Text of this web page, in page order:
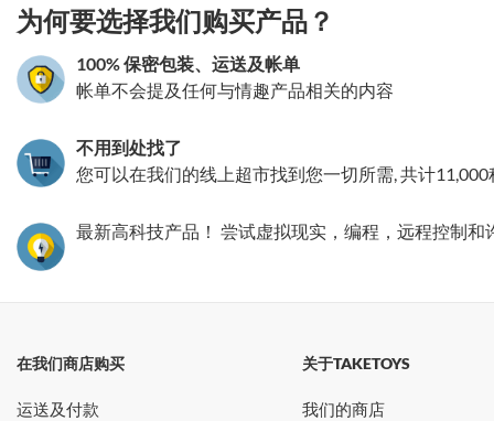
为何要选择我们购买产品？
100% 保密包装、运送及帐单
帐单不会提及任何与情趣产品相关的内容
不用到处找了
您可以在我们的线上超市找到您一切所需, 共计11,000
最新高科技产品！ 尝试虚拟现实，编程，远程控制
在我们商店购买
运送及付款
关于TAKETOYS
我们的商店